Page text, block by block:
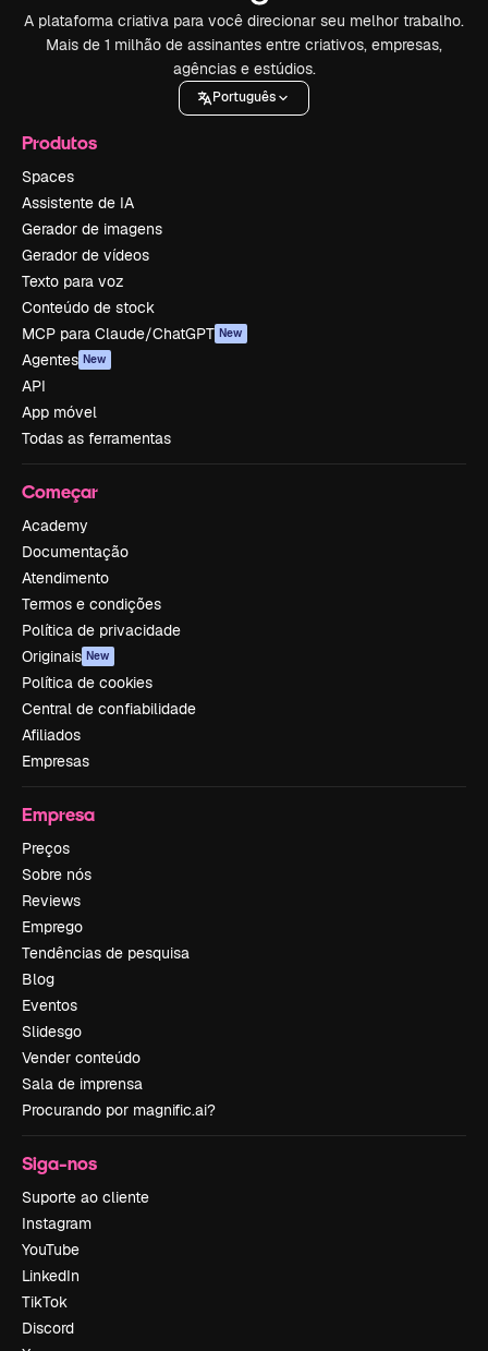
A plataforma criativa para você direcionar seu melhor trabalho.
Mais de 1 milhão de assinantes entre criativos, empresas,
agências e estúdios.
Português
Produtos
Spaces
Assistente de IA
Gerador de imagens
Gerador de vídeos
Texto para voz
Conteúdo de stock
MCP para Claude/ChatGPT New
Agentes New
API
App móvel
Todas as ferramentas
Começar
Academy
Documentação
Atendimento
Termos e condições
Política de privacidade
Originais New
Política de cookies
Central de confiabilidade
Afiliados
Empresas
Empresa
Preços
Sobre nós
Reviews
Emprego
Tendências de pesquisa
Blog
Eventos
Slidesgo
Vender conteúdo
Sala de imprensa
Procurando por magnific.ai?
Siga-nos
Suporte ao cliente
Instagram
YouTube
LinkedIn
TikTok
Discord